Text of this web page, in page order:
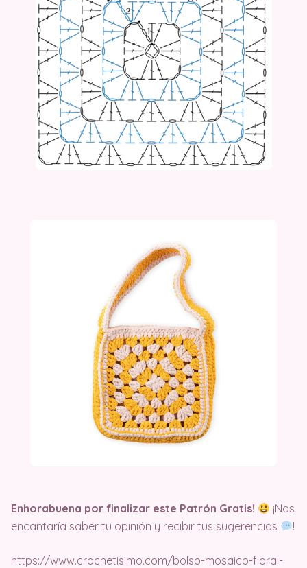
Enhorabuena por finalizar este Patrón Gratis!
¡Nos
encantaría saber tu opinión y recibir tus sugerencias
!
https://www.crochetisimo.com/bolso-mosaico-floral-